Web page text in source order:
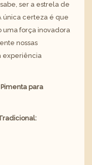
ser a estrela de
única certeza é que
uma força inovadora
nossas
experiência
para